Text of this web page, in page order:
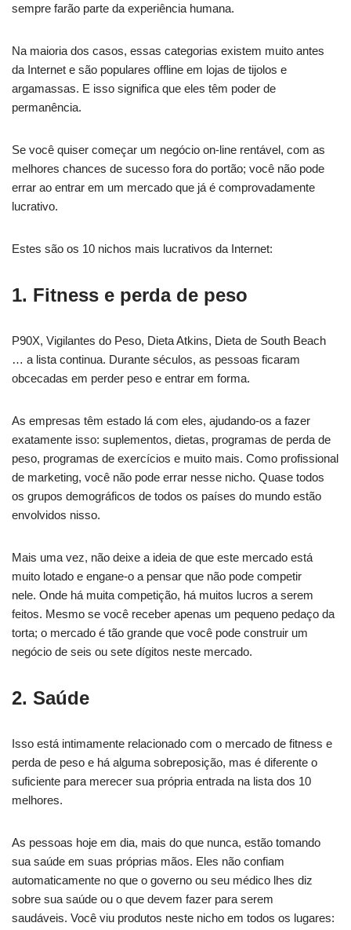
sempre farão parte da experiência humana.
Na maioria dos casos, essas categorias existem muito antes
da Internet e são populares offline em lojas de tijolos e
argamassas. E isso significa que eles têm poder de
permanência.
Se você quiser começar um negócio on-line rentável, com as
melhores chances de sucesso fora do portão; você não pode
errar ao entrar em um mercado que já é comprovadamente
lucrativo.
Estes são os 10 nichos mais lucrativos da Internet:
1. Fitness e perda de peso
P90X, Vigilantes do Peso, Dieta Atkins, Dieta de South Beach
… a lista continua. Durante séculos, as pessoas ficaram
obcecadas em perder peso e entrar em forma.
As empresas têm estado lá com eles, ajudando-os a fazer
exatamente isso: suplementos, dietas, programas de perda de
peso, programas de exercícios e muito mais. Como profissional
de marketing, você não pode errar nesse nicho. Quase todos
os grupos demográficos de todos os países do mundo estão
envolvidos nisso.
Mais uma vez, não deixe a ideia de que este mercado está
muito lotado e engane-o a pensar que não pode competir
nele. Onde há muita competição, há muitos lucros a serem
feitos. Mesmo se você receber apenas um pequeno pedaço da
torta; o mercado é tão grande que você pode construir um
negócio de seis ou sete dígitos neste mercado.
2. Saúde
Isso está intimamente relacionado com o mercado de fitness e
perda de peso e há alguma sobreposição, mas é diferente o
suficiente para merecer sua própria entrada na lista dos 10
melhores.
As pessoas hoje em dia, mais do que nunca, estão tomando
sua saúde em suas próprias mãos. Eles não confiam
automaticamente no que o governo ou seu médico lhes diz
sobre sua saúde ou o que devem fazer para serem
saudáveis. Você viu produtos neste nicho em todos os lugares: